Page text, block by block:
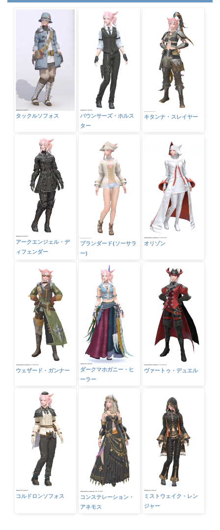
タックルソフォス
バウンサーズ・ホルス
ター
キタンナ・スレイヤー
アークエンジェル・デ
ィフェンダー
プランダード(ソーサラ
ー)
オリゾン
ウェザード・ガンナー
ダークマホガニー・ヒ
ーラー
ヴァートゥ・デュエル
コルドロンソフォス
コンステレーション・
アネモス
ミストウェイク・レン
ジャー